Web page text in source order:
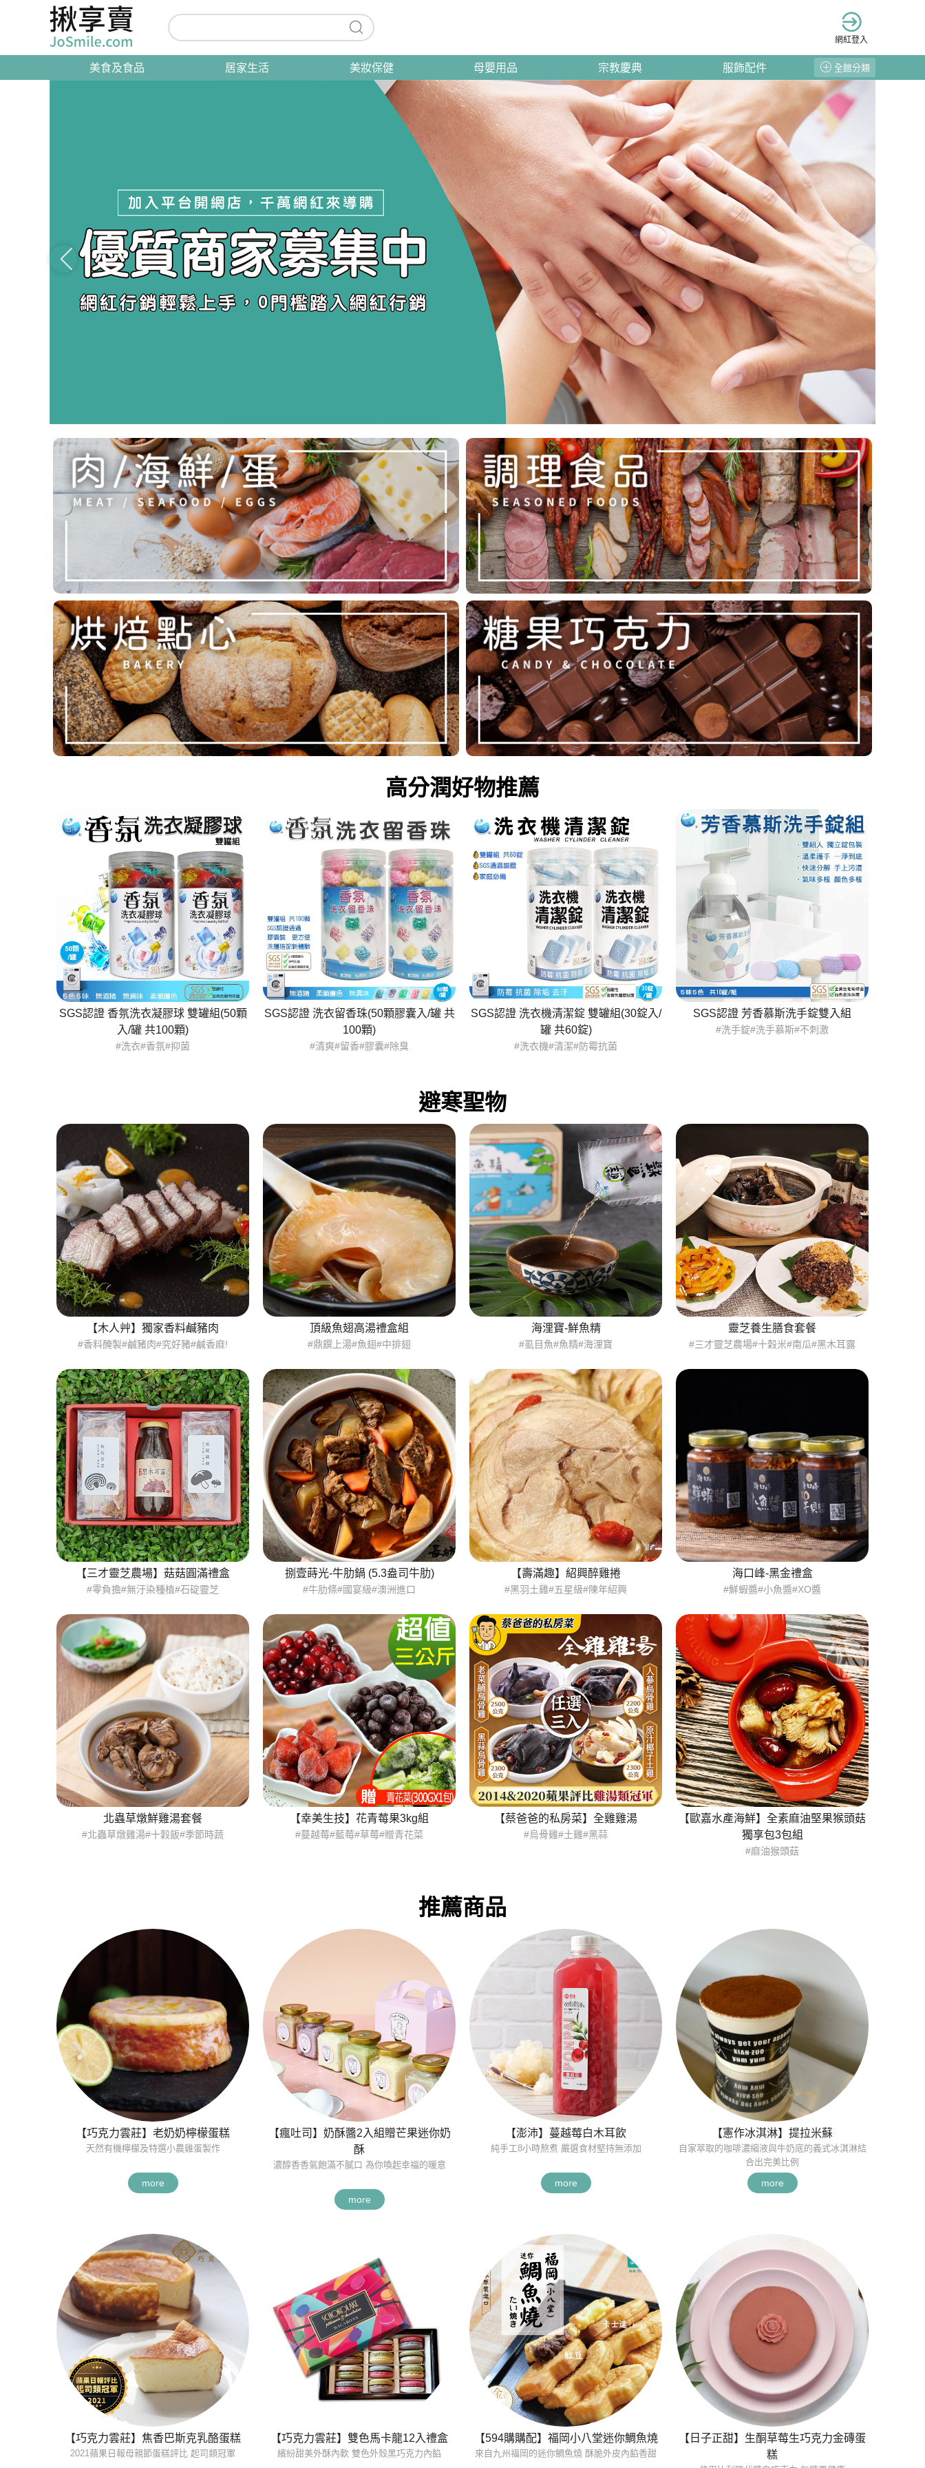
網紅登入
美食及食品 居家生活 美妝保健 母嬰用品 宗教慶典 服飾配件 全館分類
pre
nex
高分潤好物推薦
SGS認證 香氛洗衣凝膠球 雙罐組(50顆
入/罐 共100顆)
#洗衣#香氛#抑菌
SGS認證 洗衣留香珠(50顆膠囊入/罐 共
100顆)
#清爽#留香#膠囊#除臭
SGS認證 洗衣機清潔錠 雙罐組(30錠入/
罐 共60錠)
#洗衣機#清潔#防霉抗菌
SGS認證 芳香慕斯洗手錠雙入組
#洗手錠#洗手慕斯#不刺激
避寒聖物
【木人艸】獨家香料鹹豬肉
#香料醃製#鹹豬肉#究好豬#鹹香麻!
頂級魚翅高湯禮盒組
#鼎饌上湯#魚翅#中排翅
海浬寶-鮮魚精
#虱目魚#魚精#海浬寶
靈芝養生膳食套餐
#三才靈芝農場#十穀米#南瓜#黑木耳露
【三才靈芝農場】菇菇圓滿禮盒
#零負擔#無汙染種植#石碇靈芝
捌壹蒔光-牛肋鍋 (5.3盎司牛肋)
#牛肋條#國宴級#澳洲進口
【壽滿趣】紹興醉雞捲
#黑羽土雞#五星級#陳年紹興
海口峰-黑金禮盒
#鮮蝦醬#小魚醬#XO醬
北蟲草燉鮮雞湯套餐
#北蟲草燉雞湯#十穀飯#季節時蔬
【幸美生技】花青莓果3kg組
#蔓越莓#藍莓#草莓#贈青花菜
【蔡爸爸的私房菜】全雞雞湯
#烏骨雞#土雞#黑蒜
【歐嘉水產海鮮】全素麻油堅果猴頭菇
獨享包3包組
#麻油猴頭菇
推薦商品
【巧克力雲莊】老奶奶檸檬蛋糕
天然有機檸檬及特選小農雞蛋製作
more
【瘋吐司】奶酥醬2入組贈芒果迷你奶
酥
濃醇香香氣飽滿不膩口 為你喚起幸福的暖意
more
【澎沛】蔓越莓白木耳飲
純手工8小時熬煮 嚴選食材堅持無添加
more
【憲作冰淇淋】提拉米蘇
自家萃取的咖啡濃縮液與牛奶底的義式冰淇淋結
合出完美比例
more
【巧克力雲莊】焦香巴斯克乳酪蛋糕
2021蘋果日報母親節蛋糕評比 起司類冠軍
【巧克力雲莊】雙色馬卡龍12入禮盒
繽紛甜美外酥內軟 雙色外殼黑巧克力內餡
【594購購配】福岡小八堂迷你鯛魚燒
來自九州福岡的迷你鯛魚燒 酥脆外皮內餡香甜
【日子正甜】生酮草莓生巧克力金磚蛋
糕